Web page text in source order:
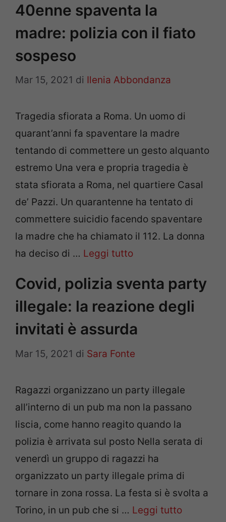
40enne spaventa la
madre: polizia con il fiato
sospeso
Mar 15, 2021 di Ilenia Abbondanza
Tragedia sfiorata a Roma. Un uomo di
quarant’anni fa spaventare la madre
tentando di commettere un gesto alquanto
estremo Una vera e propria tragedia è
stata sfiorata a Roma, nel quartiere Casal
de’ Pazzi. Un quarantenne ha tentato di
commettere suicidio facendo spaventare
la madre che ha chiamato il 112. La donna
ha deciso di … Leggi tutto
Covid, polizia sventa party
illegale: la reazione degli
invitati è assurda
Mar 15, 2021 di Sara Fonte
Ragazzi organizzano un party illegale
all’interno di un pub ma non la passano
liscia, come hanno reagito quando la
polizia è arrivata sul posto Nella serata di
venerdì un gruppo di ragazzi ha
organizzato un party illegale prima di
tornare in zona rossa. La festa si è svolta a
Torino, in un pub che si … Leggi tutto